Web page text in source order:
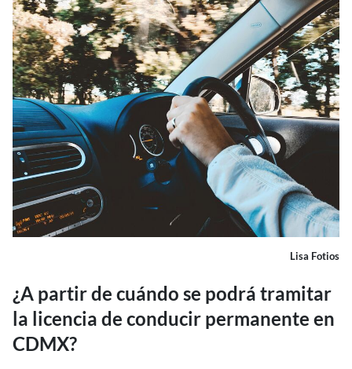
Lisa Fotios
¿A partir de cuándo se podrá tramitar
la licencia de conducir permanente en
CDMX?